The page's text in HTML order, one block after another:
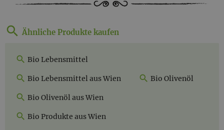
Ähnliche Produkte kaufen
Bio Lebensmittel
Bio Lebensmittel aus Wien Bio Olivenöl
Bio Olivenöl aus Wien
Bio Produkte aus Wien